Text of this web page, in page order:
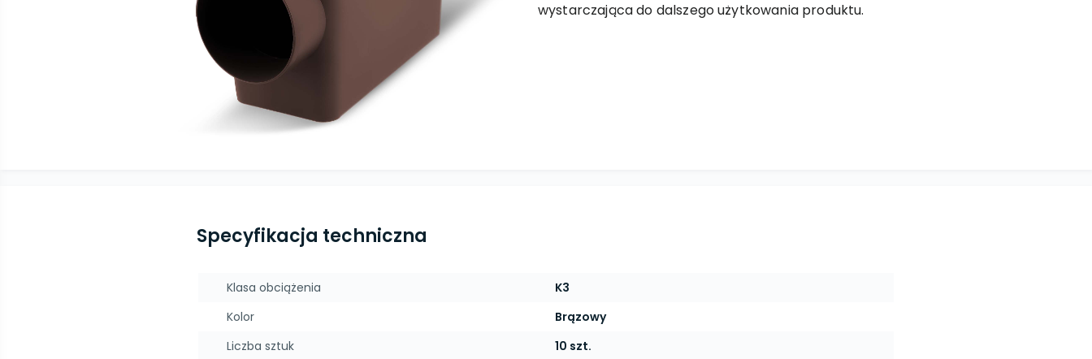
wystarczająca do dalszego użytkowania produktu.
Specyfikacja techniczna
Klasa obciążenia
K3
Kolor
Brązowy
Liczba sztuk
10 szt.